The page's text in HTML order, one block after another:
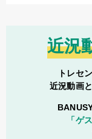
近況
トレセ
近況動画
「ゲ